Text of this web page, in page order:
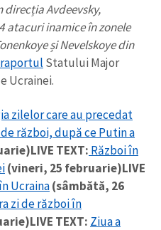
direcția Avdeevsky,
atacuri inamice în zonele
și Nevelskoye din
raportul Statului Major
Ucrainei.
zilelor care au precedat
război, după ce Putin a
LIVE TEXT: Război în
(vineri, 25 februarie)LIVE
Ucraina(sâmbătă, 26
zi de război în
LIVE TEXT: Ziua a